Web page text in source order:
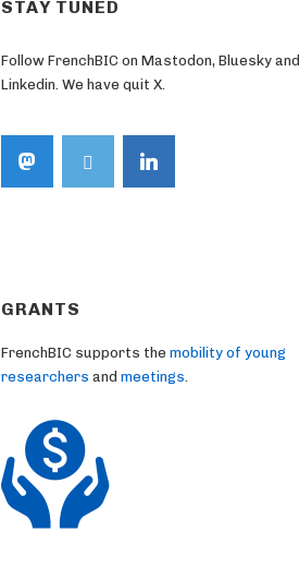
STAY TUNED
Follow FrenchBIC on Mastodon, Bluesky and
Linkedin. We have quit X.
GRANTS
FrenchBIC supports the mobility of young
researchers and meetings